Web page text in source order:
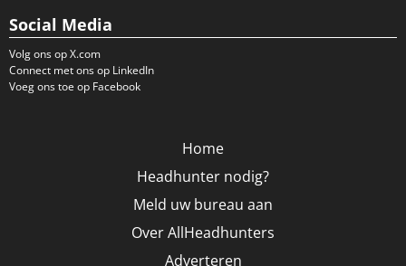
Social Media
Volg ons op X.com
Connect met ons op LinkedIn
Voeg ons toe op Facebook
Home
Headhunter nodig?
Meld uw bureau aan
Over AllHeadhunters
Adverteren